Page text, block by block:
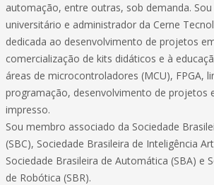
automação, entre outras, sob demanda.
universitário e administrador da Cerne
dedicada ao desenvolvimento de projetos
comercialização de kits didáticos e à
áreas de microcontroladores (MCU), FPGA,
programação, desenvolvimento de projetos
impresso.
Sou membro associado da Sociedade
(SBC), Sociedade Brasileira de Inteligência
Sociedade Brasileira de Automática (SBA) e
de Robótica (SBR).